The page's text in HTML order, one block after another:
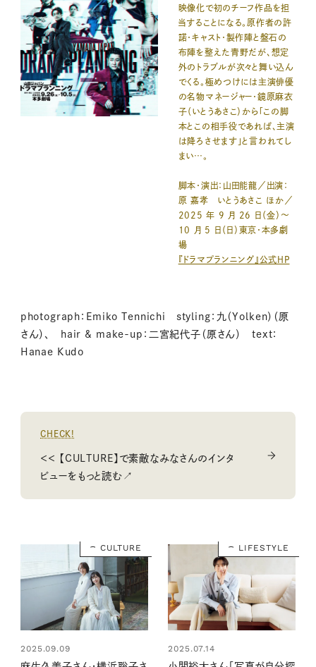
映像化で初のチーフ作品を担
当することになる。原作者の許
諾・キャスト・製作陣と盤石の
布陣を整えた青野だが、想定
外のトラブルが次々と舞い込ん
でくる。極めつけには主演俳優
の名物マネージャー・鏡原麻衣
子（いとうあさこ）から「この脚
本とこの相手役であれば、主演
は降ろさせます」と言われてし
まい…。
脚本・演出：山田能龍／出演：
原 嘉孝 いとうあさこ ほか／
2025 年 9 月 26 日（金）～
10 月 5 日（日）東京・本多劇
場
『ドラマプランニング』公式HP
photograph：Emiko Tennichi styling：九（Yolken）（原
さん）、 hair & make-up：二宮紀代子（原さん） text：
Hanae Kudo
CHECK!
＜＜ 【CULTURE】で素敵なみなさんのインタ
ビューをもっと読む↗
CULTURE
2025.09.09
LIFESTYLE
2025.07.14